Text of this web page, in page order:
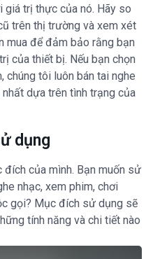
trị thực của nó. Hãy so
trên thị trường và xem xét
mua để đảm bảo rằng bạn
của thiết bị. Nếu bạn chọn
chúng tôi luôn bán tai nghe
dựa trên tình trạng của
dụng
đích của mình. Bạn muốn sử
nhạc, xem phim, chơi
gọi? Mục đích sử dụng sẽ
tính năng và chi tiết nào